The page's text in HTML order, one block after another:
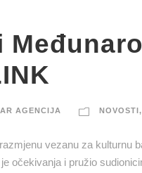
AGENCIJA NOVOSTI,
vezanu za kulturnu
očekivanja i pružio